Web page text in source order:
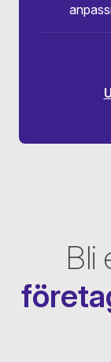
Bli